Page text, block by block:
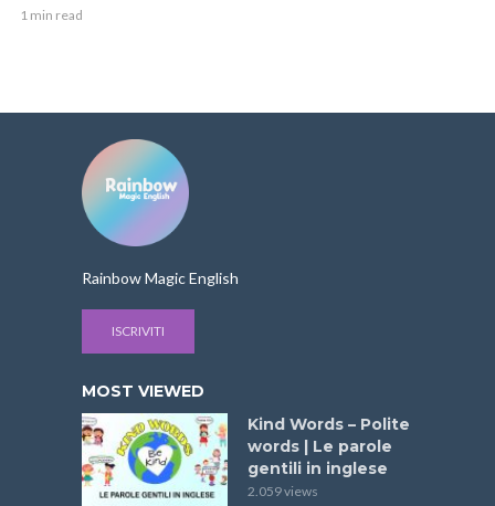
1 min read
Rainbow Magic English
ISCRIVITI
MOST VIEWED
Kind Words – Polite
words | Le parole
gentili in inglese
2.059 views